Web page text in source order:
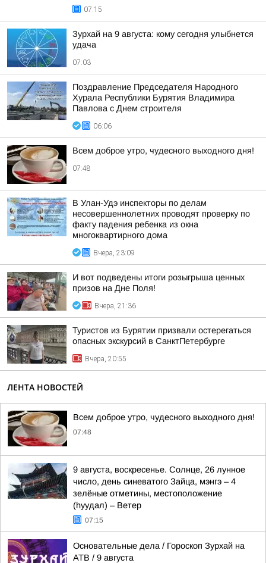
07:15
Зурхай на 9 августа: кому сегодня улыбнется
удача
07:03
Поздравление Председателя Народного
Хурала Республики Бурятия Владимира
Павлова с Днем строителя
06:06
Всем доброе утро, чудесного выходного дня!
07:48
В Улан-Удэ инспекторы по делам
несовершеннолетних проводят проверку по
факту падения ребенка из окна
многоквартирного дома
Вчера, 23:09
И вот подведены итоги розыгрыша ценных
призов на Дне Поля!
Вчера, 21:36
Туристов из Бурятии призвали остерегаться
опасных экскурсий в СанктПетербурге
Вчера, 20:55
ЛЕНТА НОВОСТЕЙ
Всем доброе утро, чудесного выходного дня!
07:48
9 августа, воскресенье. Солнце, 26 лунное
число, день синеватого Зайца, мэнгэ – 4
зелёные отметины, местоположение
(hуудал) – Ветер
07:15
Основательные дела / Гороскоп Зурхай на
АТВ / 9 августа